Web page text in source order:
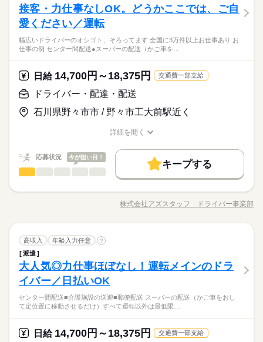
接客・力仕事なしOK。どうかここでは、ご自
愛ください／運転
幅広いドライバーのオシゴト、そろってます 全国に3万件以上お仕事あり お
仕事の例 センター間配送●スーパーの配送（かご車を…
日給 14,700円～18,375円 交通費一部支給
ドライバー・配達・配送
石川県野々市市 / 野々市工大前駅近く
男女の割合 男性
みんなで
業界 運輸関連
【日払いOK】2～4t、中型・大型トラックなどのドライバー募集
中！来社不要の電話登録もあり。全国に3万件以上の求人あり。
その中から、あなたの希望に合う、ぴったりなお仕事をご紹介
いたします。
職種 ドライバー・配達・配送
ト、そろってます◎ （全国に3万件以上お仕事あり！） 【お仕
事の例】 ●センター間配送 ●スーパーの配送（かご車をおして定
もたくさん◎ 年齢が高めの方や 女性の方もしっかり 活躍中で
す！ ※上記は過去のお仕事例です。 ≪ここもポイント≫ ●業界
でも高水準の給与形態です。 待機時間分で終わりの時間が伸び
ても 1分単位で残業代が出ます。
応募資格
◆中型 or 大型免許をお持ちの方 ※上記は中型以上のお仕事内
トできる」 そんなお仕事もあります◎ お気軽にご応募ください
ね。 ※普通免許の方は上記待遇とは異なります
詳細を開く
応募状況 今が狙い目！
キープする
職種/応募資格 給与/時間/休日
男女の割合 男性
仕事の仕方 ひとりで みんなで
業界 運輸関連
職種 ドライバー・配達・配送
2～4t、中型・大型トラックなど…。 幅広いドライバーのオシゴ
ト、そろってます◎ （全国に3万件以上お仕事あり！） 【お仕
事の例】 ●センター間配送 ●スーパーの配送（かご車をおして定
位置に移動させるだけ） ●介護施設の送迎 ●郵便配送 運転以外
は最低限のことだけ。 たとえば、荷積み・荷卸しがない お仕事
もたくさん◎ 年齢が高めの方や 女性の方もしっかり 活躍中で
す！ ※上記は過去のお仕事例です。 ≪ここもポイント≫ ●業界
でも高水準の給与形態です。 待機時間分で終わりの時間が伸び
続きを読む
応募資格
株式会社アズスタッフ ドライバー事業部
高収入 年齢入力任意 ?
派遣
大人気◎力仕事ほぼなし！運転メインのドラ
イバー／日払いOK
センター間配送■介護施設の送迎■郵便配送 スーパーの配送（かご車をおし
て定位置に移動させるだけ）すべて運転以外は最低限…
日給 14,700円～18,375円 交通費一部支給